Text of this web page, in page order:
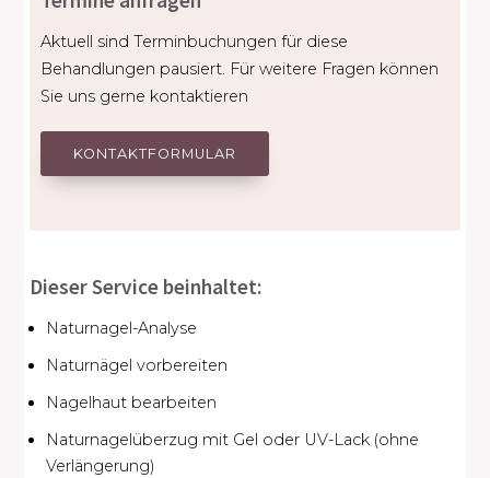
Aktuell sind Terminbuchungen für diese
Behandlungen pausiert. Für weitere Fragen können
Sie uns gerne kontaktieren
KONTAKTFORMULAR
Dieser Service beinhaltet:
Naturnagel-Analyse
Naturnägel vorbereiten
Nagelhaut bearbeiten
Naturnagelüberzug mit Gel oder UV-Lack (ohne
Verlängerung)